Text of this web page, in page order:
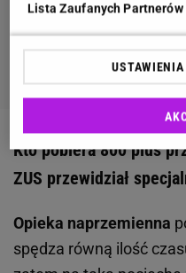
Kto pobiera 800 plus
ZUS przewidział
Opieka naprzemienna
spędza równą ilość
Lista Zaufanych Partnerów